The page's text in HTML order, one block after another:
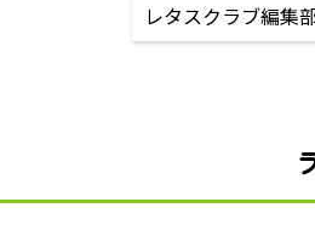
レタスクラブ編集